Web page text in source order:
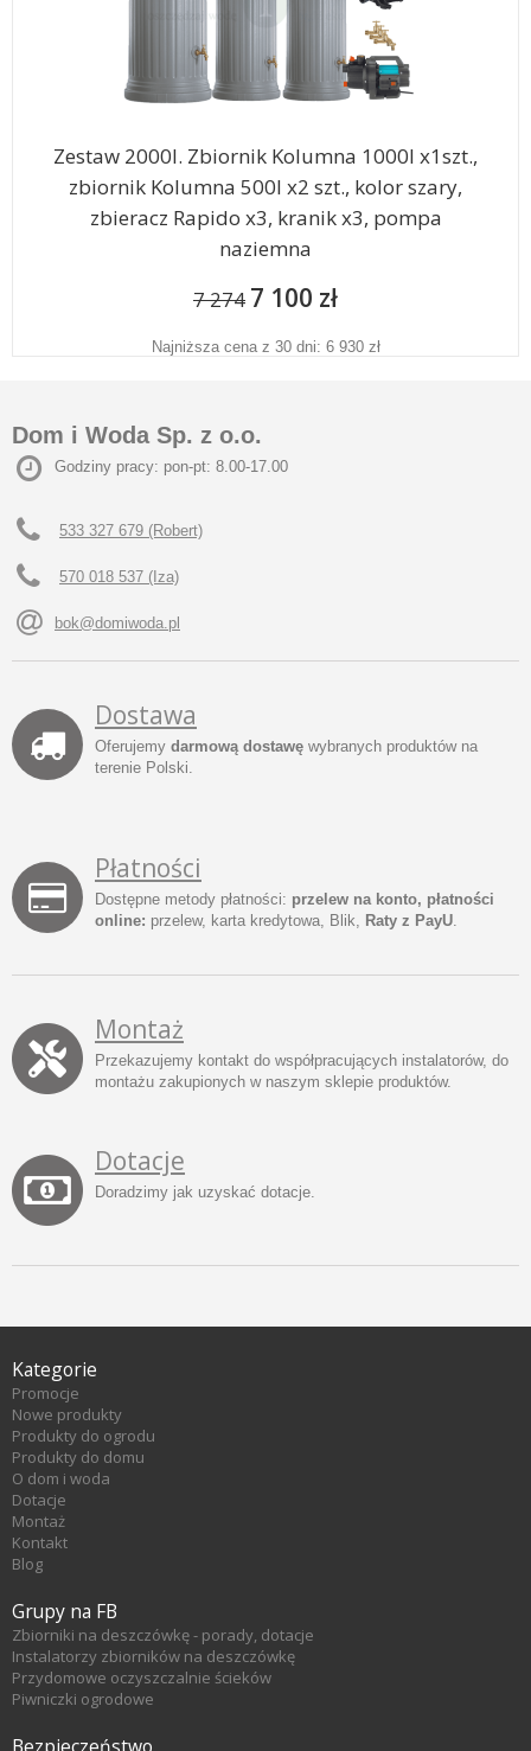
Zestaw 2000l. Zbiornik Kolumna 1000l x1szt.,
zbiornik Kolumna 500l x2 szt., kolor szary,
zbieracz Rapido x3, kranik x3, pompa
naziemna
7 274 7 100 zł
Najniższa cena z 30 dni: 6 930 zł
Dom i Woda Sp. z o.o.
Godziny pracy: pon-pt: 8.00-17.00
533 327 679 (Robert)
570 018 537 (Iza)
bok@domiwoda.pl
Dostawa
Oferujemy darmową dostawę wybranych produktów na
terenie Polski.
Płatności
Dostępne metody płatności: przelew na konto, płatności
online: przelew, karta kredytowa, Blik, Raty z PayU.
Montaż
Przekazujemy kontakt do współpracujących instalatorów, do
montażu zakupionych w naszym sklepie produktów.
Dotacje
Doradzimy jak uzyskać dotacje.
Kategorie
Promocje
Nowe produkty
Produkty do ogrodu
Produkty do domu
O dom i woda
Dotacje
Montaż
Kontakt
Blog
Grupy na FB
Zbiorniki na deszczówkę - porady, dotacje
Instalatorzy zbiorników na deszczówkę
Przydomowe oczyszczalnie ścieków
Piwniczki ogrodowe